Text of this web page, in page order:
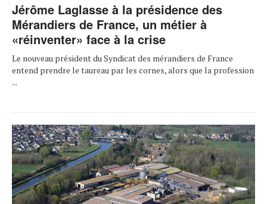
Jérôme Laglasse à la présidence des
Mérandiers de France, un métier à
«réinventer» face à la crise
Le nouveau président du Syndicat des mérandiers de France
entend prendre le taureau par les cornes, alors que la profession
...